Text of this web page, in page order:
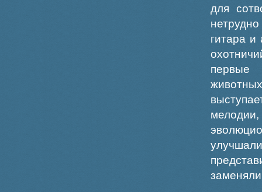
для
гитара
первые